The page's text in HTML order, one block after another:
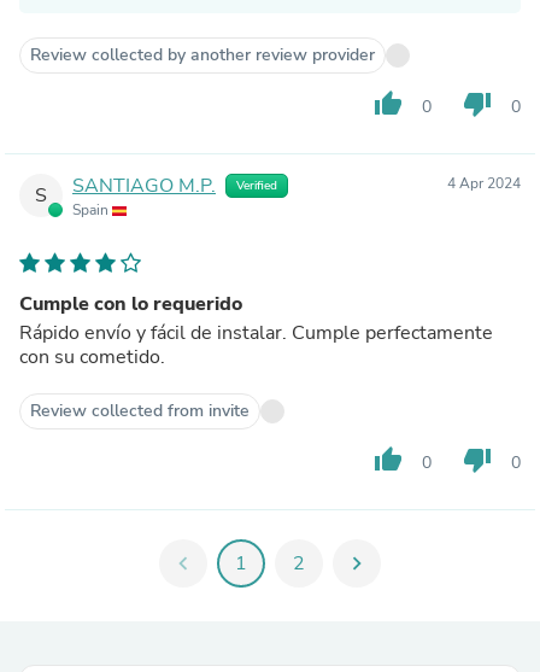
Review collected by another review provider
thumb_up 0 thumb_down 0
S SANTIAGO M.P. Verified
Spain
4 Apr 2024
Cumple con lo requerido
Rápido envío y fácil de instalar. Cumple perfectamente
con su cometido.
Review collected from invite
thumb_up 0 thumb_down 0
chevron_left 1 2 chevron_right